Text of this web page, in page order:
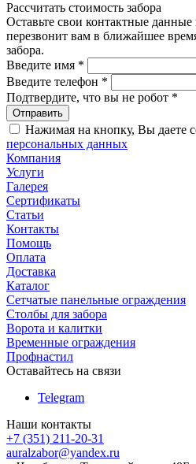
Рассчитать стоимость забора
Оставьте свои контактные
перезвонит вам в ближайшее
забора.
Введите имя *
Введите телефон *
Подтвердите, что вы не робот *
Нажимая на кнопку, Вы даете
персональных данных
Компания
Услуги
Галерея
Сертификаты
Статьи
Контакты
Помощь
Оплата
Доставка
Каталог
Сетчатые панельные ограждения
Столбы для забора
Ворота и калитки
Временные ограждения
Профнастил
Оставайтесь на связи
Telegram
Наши контакты
+7 (351) 211-20-31
auralzabor@yandex.ru